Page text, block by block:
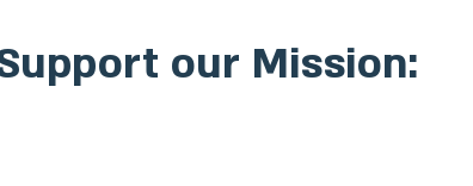
our Mission: